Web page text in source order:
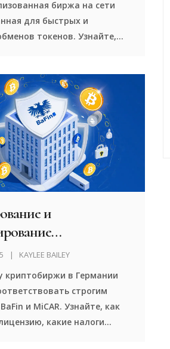
биржа на сети
для быстрых и
токенов. Узнайте,
и
в Германии: что
в 2025 году
KAYLEE BAILEY
криптобиржи в Германии
строгим
и MiCAR. Узнайте, как
какие налоги